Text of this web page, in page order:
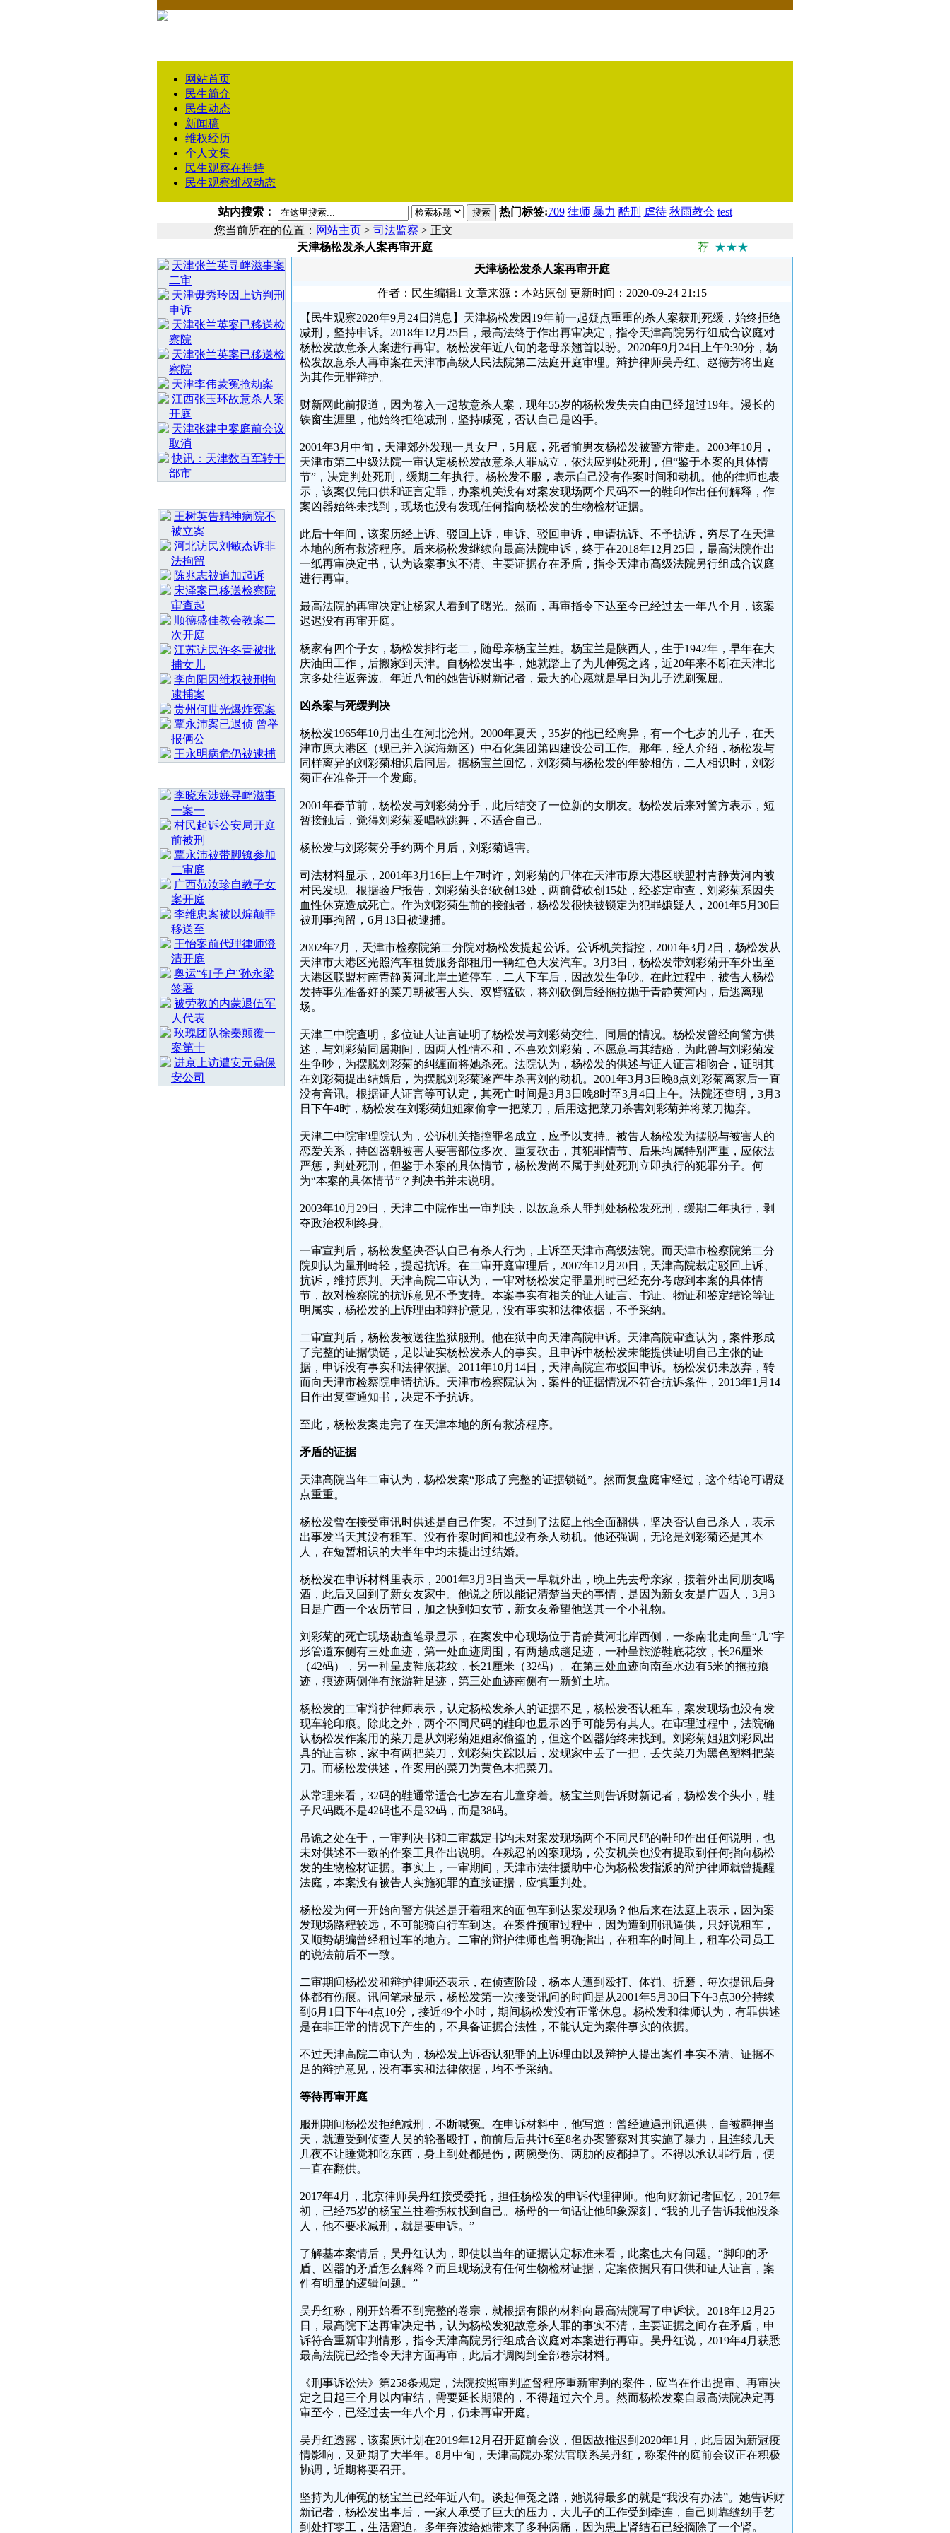
网站首页
民生简介
民生动态
新闻稿
维权经历
个人文集
民生观察在推特
民生观察维权动态
站内搜索： 搜索 热门标签:709 律师 暴力 酷刑 虐待 秋雨教会 test
您当前所在的位置： 网站主页 > 司法监察 > 正文
天津张兰英寻衅滋事案
二审
天津毋秀玲因上访判刑
申诉
天津张兰英案已移送检
察院
天津张兰英案已移送检
察院
天津李伟蒙冤抢劫案
江西张玉环故意杀人案
开庭
天津张建中案庭前会议
取消
快讯：天津数百军转干
部市
王树英告精神病院不
被立案
河北访民刘敏杰诉非
法拘留
陈兆志被追加起诉
宋泽案已移送检察院
审查起
顺德盛佳教会教案二
次开庭
江苏访民许冬青被批
捕女儿
李向阳因维权被刑拘
逮捕案
贵州何世光爆炸冤案
覃永沛案已退侦 曾举
报俩公
王永明病危仍被逮捕
李晓东涉嫌寻衅滋事
一案一
村民起诉公安局开庭
前被刑
覃永沛被带脚镣参加
二审庭
广西范汝珍自教子女
案开庭
李维忠案被以煽颠罪
移送至
王怡案前代理律师澄
清开庭
奥运“钉子户”孙永梁
签署
被劳教的内蒙退伍军
人代表
玫瑰团队徐秦颠覆一
案第十
进京上访遭安元鼎保
安公司
天津杨松发杀人案再审开庭 荐 ★★★
天津杨松发杀人案再审开庭
作者：民生编辑1 文章来源：本站原创 更新时间：2020-09-24 21:15
【民生观察2020年9月24日消息】天津杨松发因19年前一起疑点重重的杀人案获刑死缓，始终拒绝
减刑，坚持申诉。2018年12月25日，最高法终于作出再审决定，指令天津高院另行组成合议庭对
杨松发故意杀人案进行再审。杨松发年近八旬的老母亲翘首以盼。2020年9月24日上午9:30分，杨
松发故意杀人再审案在天津市高级人民法院第二法庭开庭审理。辩护律师吴丹红、赵德芳将出庭
为其作无罪辩护。
财新网此前报道，因为卷入一起故意杀人案，现年55岁的杨松发失去自由已经超过19年。漫长的
铁窗生涯里，他始终拒绝减刑，坚持喊冤，否认自己是凶手。
2001年3月中旬，天津郊外发现一具女尸，5月底，死者前男友杨松发被警方带走。2003年10月，
天津市第二中级法院一审认定杨松发故意杀人罪成立，依法应判处死刑，但“鉴于本案的具体情
节”，决定判处死刑，缓期二年执行。杨松发不服，表示自己没有作案时间和动机。他的律师也表
示，该案仅凭口供和证言定罪，办案机关没有对案发现场两个尺码不一的鞋印作出任何解释，作
案凶器始终未找到，现场也没有发现任何指向杨松发的生物检材证据。
此后十年间，该案历经上诉、驳回上诉，申诉、驳回申诉，申请抗诉、不予抗诉，穷尽了在天津
本地的所有救济程序。后来杨松发继续向最高法院申诉，终于在2018年12月25日，最高法院作出
一纸再审决定书，认为该案事实不清、主要证据存在矛盾，指令天津市高级法院另行组成合议庭
进行再审。
最高法院的再审决定让杨家人看到了曙光。然而，再审指令下达至今已经过去一年八个月，该案
迟迟没有再审开庭。
杨家有四个子女，杨松发排行老二，随母亲杨宝兰姓。杨宝兰是陕西人，生于1942年，早年在大
庆油田工作，后搬家到天津。自杨松发出事，她就踏上了为儿伸冤之路，近20年来不断在天津北
京多处往返奔波。年近八旬的她告诉财新记者，最大的心愿就是早日为儿子洗刷冤屈。
凶杀案与死缓判决
杨松发1965年10月出生在河北沧州。2000年夏天，35岁的他已经离异，有一个七岁的儿子，在天
津市原大港区（现已并入滨海新区）中石化集团第四建设公司工作。那年，经人介绍，杨松发与
同样离异的刘彩菊相识后同居。据杨宝兰回忆，刘彩菊与杨松发的年龄相仿，二人相识时，刘彩
菊正在准备开一个发廊。
2001年春节前，杨松发与刘彩菊分手，此后结交了一位新的女朋友。杨松发后来对警方表示，短
暂接触后，觉得刘彩菊爱唱歌跳舞，不适合自己。
杨松发与刘彩菊分手约两个月后，刘彩菊遇害。
司法材料显示，2001年3月16日上午7时许，刘彩菊的尸体在天津市原大港区联盟村青静黄河内被
村民发现。根据验尸报告，刘彩菊头部砍创13处，两前臂砍创15处，经鉴定审查，刘彩菊系因失
血性休克造成死亡。作为刘彩菊生前的接触者，杨松发很快被锁定为犯罪嫌疑人，2001年5月30日
被刑事拘留，6月13日被逮捕。
2002年7月，天津市检察院第二分院对杨松发提起公诉。公诉机关指控，2001年3月2日，杨松发从
天津市大港区光照汽车租赁服务部租用一辆红色大发汽车。3月3日，杨松发带刘彩菊开车外出至
大港区联盟村南青静黄河北岸土道停车，二人下车后，因故发生争吵。在此过程中，被告人杨松
发持事先准备好的菜刀朝被害人头、双臂猛砍，将刘砍倒后经拖拉抛于青静黄河内，后逃离现
场。
天津二中院查明，多位证人证言证明了杨松发与刘彩菊交往、同居的情况。杨松发曾经向警方供
述，与刘彩菊同居期间，因两人性情不和，不喜欢刘彩菊，不愿意与其结婚，为此曾与刘彩菊发
生争吵，为摆脱刘彩菊的纠缠而将她杀死。法院认为，杨松发的供述与证人证言相吻合，证明其
在刘彩菊提出结婚后，为摆脱刘彩菊遂产生杀害刘的动机。2001年3月3日晚8点刘彩菊离家后一直
没有音讯。根据证人证言等可认定，其死亡时间是3月3日晚8时至3月4日上午。法院还查明，3月3
日下午4时，杨松发在刘彩菊姐姐家偷拿一把菜刀，后用这把菜刀杀害刘彩菊并将菜刀抛弃。
天津二中院审理院认为，公诉机关指控罪名成立，应予以支持。被告人杨松发为摆脱与被害人的
恋爱关系，持凶器朝被害人要害部位多次、重复砍击，其犯罪情节、后果均属特别严重，应依法
严惩，判处死刑，但鉴于本案的具体情节，杨松发尚不属于判处死刑立即执行的犯罪分子。何
为“本案的具体情节”？判决书并未说明。
2003年10月29日，天津二中院作出一审判决，以故意杀人罪判处杨松发死刑，缓期二年执行，剥
夺政治权利终身。
一审宣判后，杨松发坚决否认自己有杀人行为，上诉至天津市高级法院。而天津市检察院第二分
院则认为量刑畸轻，提起抗诉。在二审开庭审理后，2007年12月20日，天津高院裁定驳回上诉、
抗诉，维持原判。天津高院二审认为，一审对杨松发定罪量刑时已经充分考虑到本案的具体情
节，故对检察院的抗诉意见不予支持。本案事实有相关的证人证言、书证、物证和鉴定结论等证
明属实，杨松发的上诉理由和辩护意见，没有事实和法律依据，不予采纳。
二审宣判后，杨松发被送往监狱服刑。他在狱中向天津高院申诉。天津高院审查认为，案件形成
了完整的证据锁链，足以证实杨松发杀人的事实。且申诉中杨松发未能提供证明自己主张的证
据，申诉没有事实和法律依据。2011年10月14日，天津高院宣布驳回申诉。杨松发仍未放弃，转
而向天津市检察院申请抗诉。天津市检察院认为，案件的证据情况不符合抗诉条件，2013年1月14
日作出复查通知书，决定不予抗诉。
至此，杨松发案走完了在天津本地的所有救济程序。
矛盾的证据
天津高院当年二审认为，杨松发案“形成了完整的证据锁链”。然而复盘庭审经过，这个结论可谓疑
点重重。
杨松发曾在接受审讯时供述是自己作案。不过到了法庭上他全面翻供，坚决否认自己杀人，表示
出事发当天其没有租车、没有作案时间和也没有杀人动机。他还强调，无论是刘彩菊还是其本
人，在短暂相识的大半年中均未提出过结婚。
杨松发在申诉材料里表示，2001年3月3日当天一早就外出，晚上先去母亲家，接着外出同朋友喝
酒，此后又回到了新女友家中。他说之所以能记清楚当天的事情，是因为新女友是广西人，3月3
日是广西一个农历节日，加之快到妇女节，新女友希望他送其一个小礼物。
刘彩菊的死亡现场勘查笔录显示，在案发中心现场位于青静黄河北岸西侧，一条南北走向呈“几”字
形管道东侧有三处血迹，第一处血迹周围，有两趟成趟足迹，一种呈旅游鞋底花纹，长26厘米
（42码），另一种呈皮鞋底花纹，长21厘米（32码）。在第三处血迹向南至水边有5米的拖拉痕
迹，痕迹两侧伴有旅游鞋足迹，第三处血迹南侧有一新鲜土坑。
杨松发的二审辩护律师表示，认定杨松发杀人的证据不足，杨松发否认租车，案发现场也没有发
现车轮印痕。除此之外，两个不同尺码的鞋印也显示凶手可能另有其人。在审理过程中，法院确
认杨松发作案用的菜刀是从刘彩菊姐姐家偷盗的，但这个凶器始终未找到。刘彩菊姐姐刘彩凤出
具的证言称，家中有两把菜刀，刘彩菊失踪以后，发现家中丢了一把，丢失菜刀为黑色塑料把菜
刀。而杨松发供述，作案用的菜刀为黄色木把菜刀。
从常理来看，32码的鞋通常适合七岁左右儿童穿着。杨宝兰则告诉财新记者，杨松发个头小，鞋
子尺码既不是42码也不是32码，而是38码。
吊诡之处在于，一审判决书和二审裁定书均未对案发现场两个不同尺码的鞋印作出任何说明，也
未对供述不一致的作案工具作出说明。在残忍的凶案现场，公安机关也没有提取到任何指向杨松
发的生物检材证据。事实上，一审期间，天津市法律援助中心为杨松发指派的辩护律师就曾提醒
法庭，本案没有被告人实施犯罪的直接证据，应慎重判处。
杨松发为何一开始向警方供述是开着租来的面包车到达案发现场？他后来在法庭上表示，因为案
发现场路程较远，不可能骑自行车到达。在案件预审过程中，因为遭到刑讯逼供，只好说租车，
又顺势胡编曾经租过车的地方。二审的辩护律师也曾明确指出，在租车的时间上，租车公司员工
的说法前后不一致。
二审期间杨松发和辩护律师还表示，在侦查阶段，杨本人遭到殴打、体罚、折磨，每次提讯后身
体都有伤痕。讯问笔录显示，杨松发第一次接受讯问的时间是从2001年5月30日下午3点30分持续
到6月1日下午4点10分，接近49个小时，期间杨松发没有正常休息。杨松发和律师认为，有罪供述
是在非正常的情况下产生的，不具备证据合法性，不能认定为案件事实的依据。
不过天津高院二审认为，杨松发上诉否认犯罪的上诉理由以及辩护人提出案件事实不清、证据不
足的辩护意见，没有事实和法律依据，均不予采纳。
等待再审开庭
服刑期间杨松发拒绝减刑，不断喊冤。在申诉材料中，他写道：曾经遭遇刑讯逼供，自被羁押当
天，就遭受到侦查人员的轮番殴打，前前后后共计6至8名办案警察对其实施了暴力，且连续几天
几夜不让睡觉和吃东西，身上到处都是伤，两腕受伤、两肋的皮都掉了。不得以承认罪行后，便
一直在翻供。
2017年4月，北京律师吴丹红接受委托，担任杨松发的申诉代理律师。他向财新记者回忆，2017年
初，已经75岁的杨宝兰拄着拐杖找到自己。杨母的一句话让他印象深刻，“我的儿子告诉我他没杀
人，他不要求减刑，就是要申诉。”
了解基本案情后，吴丹红认为，即使以当年的证据认定标准来看，此案也大有问题。“脚印的矛
盾、凶器的矛盾怎么解释？而且现场没有任何生物检材证据，定案依据只有口供和证人证言，案
件有明显的逻辑问题。”
吴丹红称，刚开始看不到完整的卷宗，就根据有限的材料向最高法院写了申诉状。2018年12月25
日，最高院下达再审决定书，认为杨松发犯故意杀人罪的事实不清，主要证据之间存在矛盾，申
诉符合重新审判情形，指令天津高院另行组成合议庭对本案进行再审。吴丹红说，2019年4月获悉
最高法院已经指令天津方面再审，此后才调阅到全部卷宗材料。
《刑事诉讼法》第258条规定，法院按照审判监督程序重新审判的案件，应当在作出提审、再审决
定之日起三个月以内审结，需要延长期限的，不得超过六个月。然而杨松发案自最高法院决定再
审至今，已经过去一年八个月，仍未再审开庭。
吴丹红透露，该案原计划在2019年12月召开庭前会议，但因故推迟到2020年1月，此后因为新冠疫
情影响，又延期了大半年。8月中旬，天津高院办案法官联系吴丹红，称案件的庭前会议正在积极
协调，近期将要召开。
坚持为儿伸冤的杨宝兰已经年近八旬。谈起伸冤之路，她说得最多的就是“我没有办法”。她告诉财
新记者，杨松发出事后，一家人承受了巨大的压力，大儿子的工作受到牵连，自己则靠缝纫手艺
到处打零工，生活窘迫。多年奔波给她带来了多种病痛，因为患上肾结石已经摘除了一个肾。